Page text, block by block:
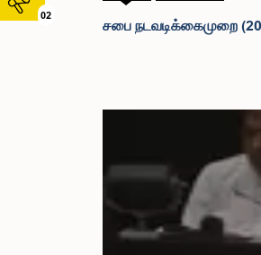
02
சபை நடவடிக்கைமுறை